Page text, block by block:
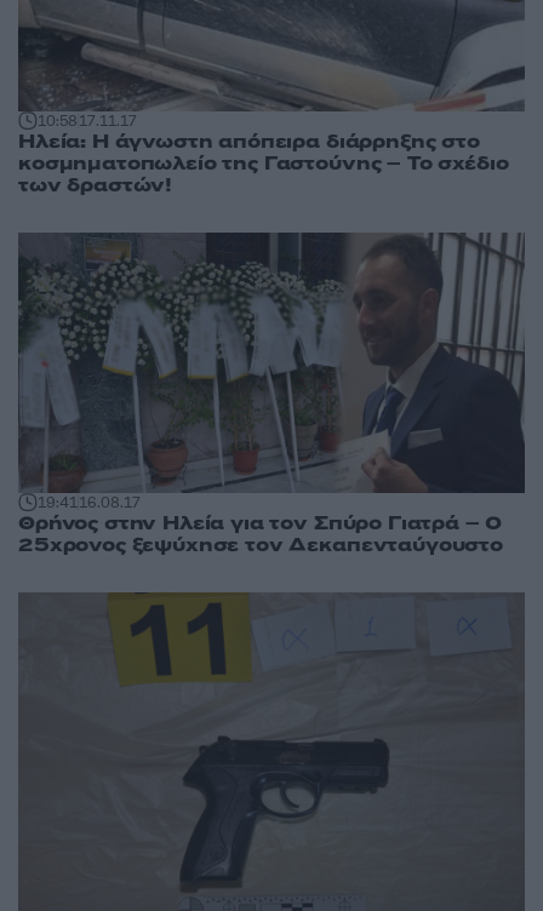
10:5817.11.17
Ηλεία: Η άγνωστη απόπειρα διάρρηξης στο
κοσμηματοπωλείο της Γαστούνης – Το σχέδιο
των δραστών!
19:4116.08.17
Θρήνος στην Ηλεία για τον Σπύρο Γιατρά – Ο
25χρονος ξεψύχησε τον Δεκαπενταύγουστο